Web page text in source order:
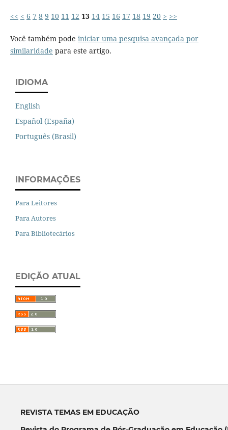
<< < 6 7 8 9 10 11 12 13 14 15 16 17 18 19 20 > >>
Você também pode iniciar uma pesquisa avançada por
similaridade para este artigo.
IDIOMA
English
Español (España)
Português (Brasil)
INFORMAÇÕES
Para Leitores
Para Autores
Para Bibliotecários
EDIÇÃO ATUAL
REVISTA TEMAS EM EDUCAÇÃO